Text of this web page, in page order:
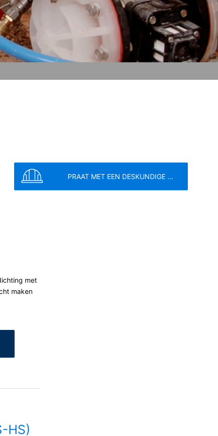
PRAAT MET EEN DESKUNDIGE ...
met
maken
HS)
link:
Er wordt een opt-out-cookie geplaatst
de pagina's is YouTube, LLC, 901
voorzien, wordt een verbinding met
van YouTube onder:
reeds verleende toestemming te allen
van bezwaar bij de
geautomatiseerd verwerken, aan
overdracht van de gegevens
Servicevoorwaarden